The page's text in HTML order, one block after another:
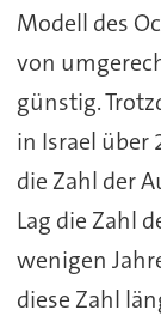
Modell des
von
günstig.
in Israel über
die Zahl der
Lag die Zahl
wenigen
diese Zahl